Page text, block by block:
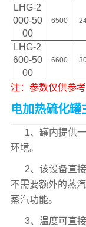
LHG-2
000-50
00
6500
LHG-2
600-50
00
6600
注：参数仅供参
电加热硫化罐
1、罐内提供
环境。
2、该设备直接
不需要额外的蒸
蒸汽功能。
3、温度可直接